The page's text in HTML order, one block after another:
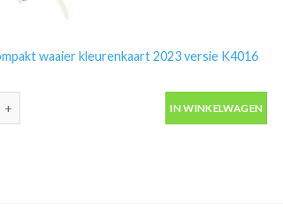
waaier kleurenkaart 2023 versie K4016
waaier kleurenkaart 2023 versie K4016
IN WINKELWAGEN